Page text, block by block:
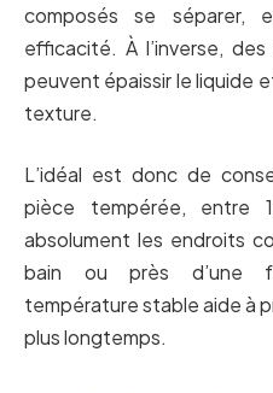
composés se séparer,
efficacité. À l’inverse,
peuvent épaissir le liquide
texture.
L’idéal est donc de
pièce tempérée, entre
absolument les endroits
bain ou près d’une
température stable aide à
plus longtemps.